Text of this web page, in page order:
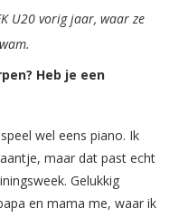
U20 vorig jaar, waar ze
Heb je een
wel eens piano. Ik
maar dat past echt
Gelukkig
en mama me, waar ik